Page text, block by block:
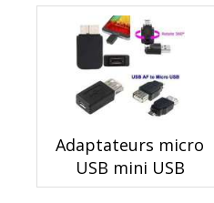
Adaptateurs micro
USB mini USB